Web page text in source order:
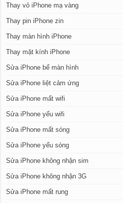
Thay vỏ iPhone mạ vàng
Thay pin iPhone zin
Thay màn hình iPhone
Thay mặt kính iPhone
Sửa iPhone bể màn hình
Sửa iPhone liệt cảm ứng
Sửa iPhone mất wifi
Sửa iPhone yếu wifi
Sửa iPhone mất sóng
Sửa iPhone yếu sóng
Sửa iPhone không nhận sim
Sửa iPhone không nhận 3G
Sửa iPhone mất rung